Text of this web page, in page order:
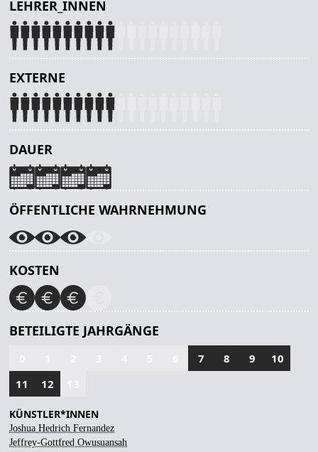
KÜNSTLER*INNEN
Joshua Hedrich Fernandez
Jeffrey-Gottfred Owusuansah
LEHRER_INNEN
EXTERNE
DAUER
ÖFFENTLICHE WAHRNEHMUNG
KOSTEN
BETEILIGTE JAHRGÄNGE
7 8 9
10
11
12